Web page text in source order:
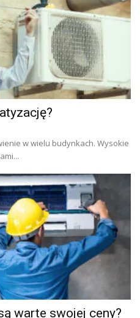
w wielu budynkach. Wysokie
warte swojej ceny?